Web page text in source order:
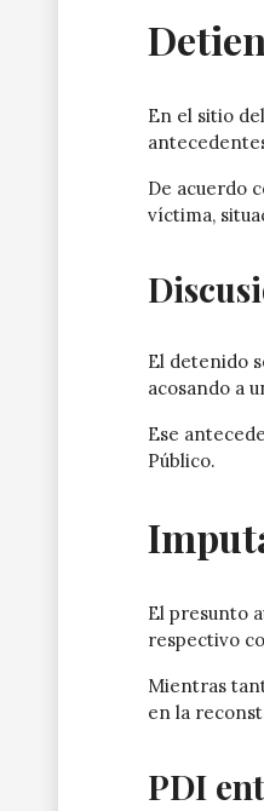
En el sitio
De acuerdo
víctima,
El detenido
acosando a
Ese
Público.
El presunto
respectivo
Mientras
en la
PDI